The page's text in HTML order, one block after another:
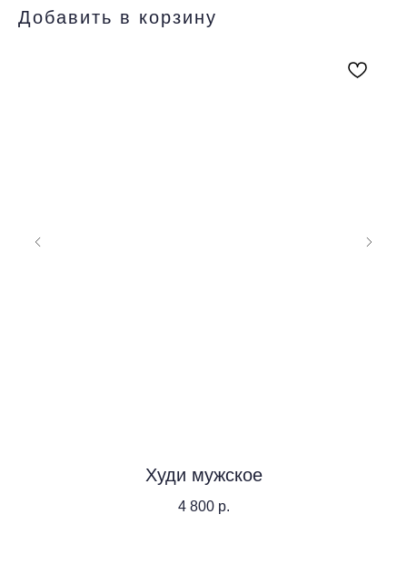
Добавить в корзину
Худи мужское
4 800 р.